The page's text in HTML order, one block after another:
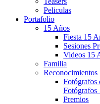
Peliculas
Portafolio
15 Años
Fiesta 15
Sesiones
Videos 15
Familia
Reconocimientos
Fotógrafos
Fotógrafos
Premios